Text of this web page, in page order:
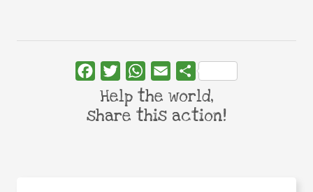
FacebookTwitterWhatsApp
Email Share
Help the world,
share this action!